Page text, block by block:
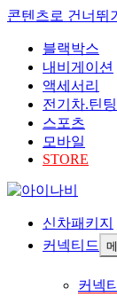
콘텐츠로 건너뛰기
블랙박스
내비게이션
액세서리
전기차.틴팅
스포츠
모바일
STORE
신차패키지
커넥티드
커넥